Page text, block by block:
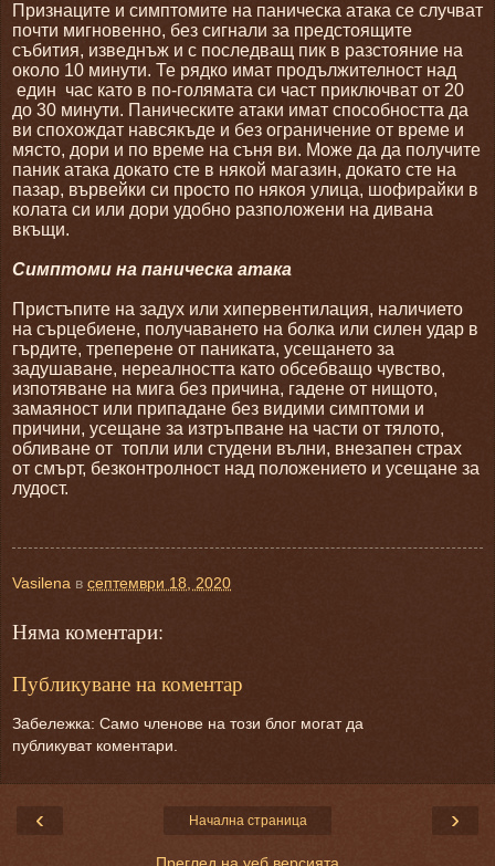
Признаците и симптомите на паническа атака се случват
почти мигновенно, без сигнали за предстоящите
събития, изведнъж и с последващ пик в разстояние на
около 10 минути. Те рядко имат продължителност над
един час като в по-голямата си част приключват от 20
до 30 минути. Паническите атаки имат способността да
ви спохождат навсякъде и без ограничение от време и
място, дори и по време на съня ви. Може да да получите
паник атака докато сте в някой магазин, докато сте на
пазар, вървейки си просто по някоя улица, шофирайки в
колата си или дори удобно разположени на дивана
вкъщи.
Симптоми на паническа атака
Пристъпите на задух или хипервентилация, наличието
на сърцебиене, получаването на болка или силен удар в
гърдите, треперене от паниката, усещането за
задушаване, нереалността като обсебващо чувство,
изпотяване на мига без причина, гадене от нищото,
замаяност или припадане без видими симптоми и
причини, усещане за изтръпване на части от тялото,
обливане от топли или студени вълни, внезапен страх
от смърт, безконтролност над положението и усещане за
лудост.
Vasilena в септември 18, 2020
Няма коментари:
Публикуване на коментар
Забележка: Само членове на този блог могат да
публикуват коментари.
‹ ›
Начална страница